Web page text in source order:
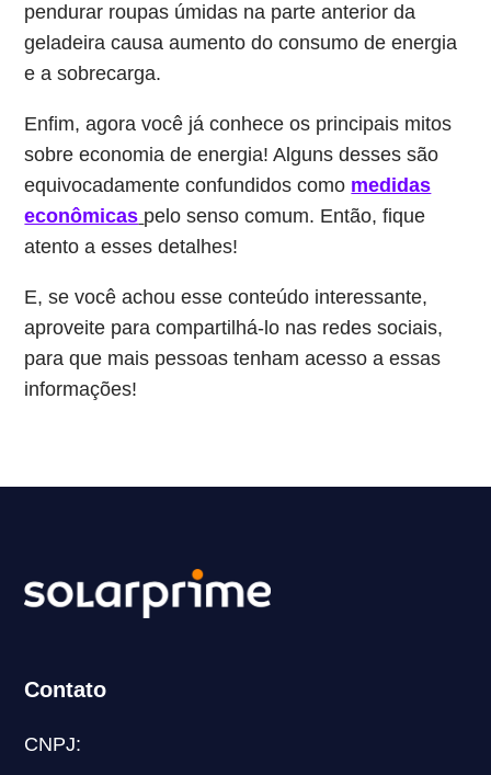
pendurar roupas úmidas na parte anterior da
geladeira causa aumento do consumo de energia
e a sobrecarga.
Enfim, agora você já conhece os principais mitos
sobre economia de energia! Alguns desses são
equivocadamente confundidos como medidas
econômicas pelo senso comum. Então, fique
atento a esses detalhes!
E, se você achou esse conteúdo interessante,
aproveite para compartilhá-lo nas redes sociais,
para que mais pessoas tenham acesso a essas
informações!
Contato
CNPJ: